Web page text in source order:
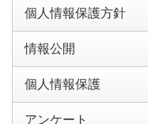
個人情報保護方針
情報公開
個人情報保護
アンケート